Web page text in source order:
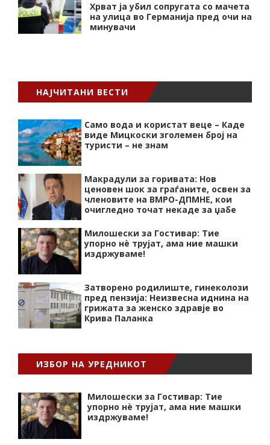
Хрват ја убил сопругата со мачета
на улица во Германија пред очи на
минувачи
НАЈЧИТАНИ ВЕСТИ
Само вода и користат веце – Каде
виде Мицкоски зголемен број на
туристи – не знам
Макрадули за горивата: Нов
ценовен шок за граѓаните, освен за
членовите на ВМРО-ДПМНЕ, кои
очигледно точат некаде за џабе
Милошески за Гостивар: Тие
упорно нѐ трујат, ама ние машки
издржуваме!
Затворено родилиште, гинеколози
пред пензија: Неизвесна иднина на
грижата за женско здравје во
Крива Паланка
ИЗБОР НА УРЕДНИКОТ
Милошески за Гостивар: Тие
упорно нѐ трујат, ама ние машки
издржуваме!